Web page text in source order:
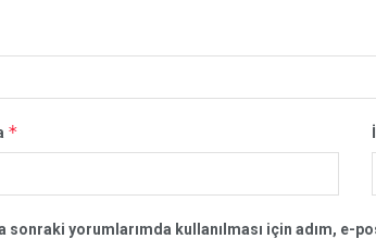
*
sonraki yorumlarımda kullanılması için adım, e-